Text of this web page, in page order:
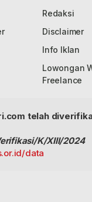
Redaksi
Disclaimer
Info Iklan
Lowongan
Freelance
telah
K/XIII/2024
data